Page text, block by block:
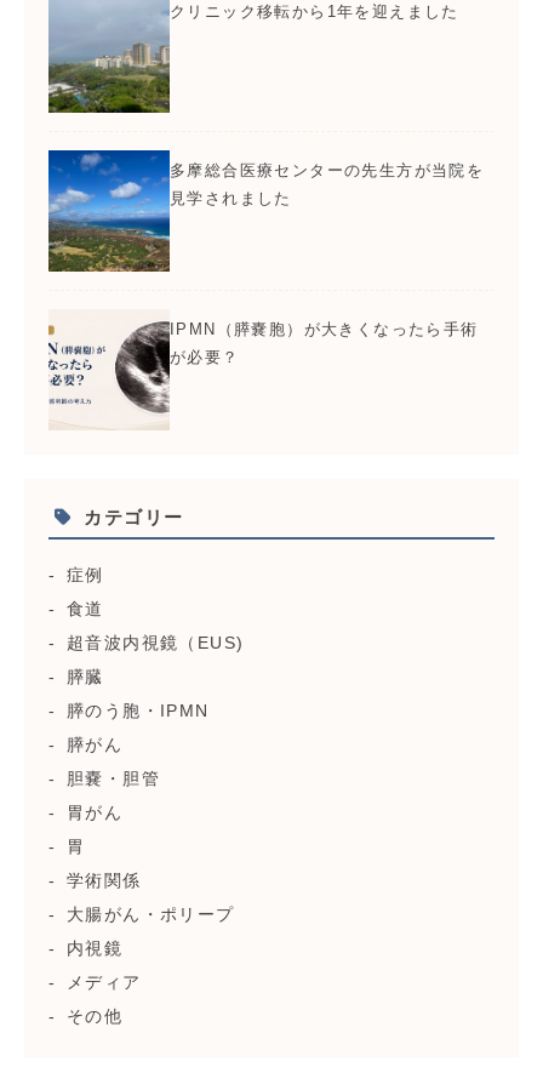
クリニック移転から1年を迎えました
多摩総合医療センターの先生方が当院を
見学されました
IPMN（膵嚢胞）が大きくなったら手術
が必要？
カテゴリー
症例
食道
超音波内視鏡（EUS)
膵臓
膵のう胞・IPMN
膵がん
胆嚢・胆管
胃がん
胃
学術関係
大腸がん・ポリープ
内視鏡
メディア
その他